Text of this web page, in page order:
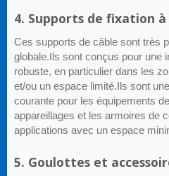
4. Supports de fixation à
Ces supports de câble sont très
globale.Ils sont conçus pour une
robuste, en particulier dans les
et/ou un espace limité.Ils sont
courante pour les équipements
appareillages et les armoires de
applications avec un espace
5. Goulottes et